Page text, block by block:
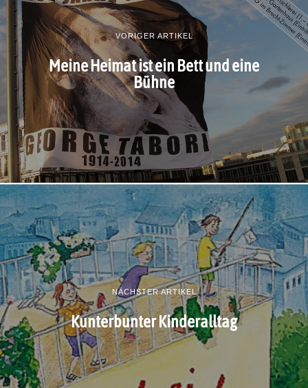
VORIGER ARTIKEL
Meine Heimat ist ein Bett und eine
Bühne
NÄCHSTER ARTIKEL
Kunterbunter Kinderalltag